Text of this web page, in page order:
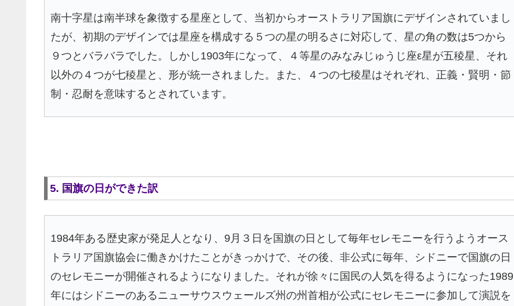
南十字星は南半球を象徴する星座として、当初からオーストラリア国旗にデザインされていまし
たが、初期のデザインでは星座を構成する５つの星の明るさに対応して、星の角の数は5つから
９つとバラバラでした。しかし1903年になって、４等星のみなみじゅうじ座ε星が五稜星、それ
以外の４つが七稜星と、形が統一されました。また、４つの七稜星はそれぞれ、正義・賢明・節
制・忍耐を意味するとされています。
5. 国旗の日ができた訳
1984年ある歴史家が発足人となり、9月３日を国旗の日として毎年セレモニーを行うようオース
トラリア国旗協会に働きかけたことがきっかけで、その後、非公式に毎年、シドニーで国旗の日
のセレモニーが開催されるようになりました。それが徐々に国民の人気を得るようになった1989
年にはシドニーのあるニューサウスウェールズ州の州首相が公式にセレモニーに参加して演説を